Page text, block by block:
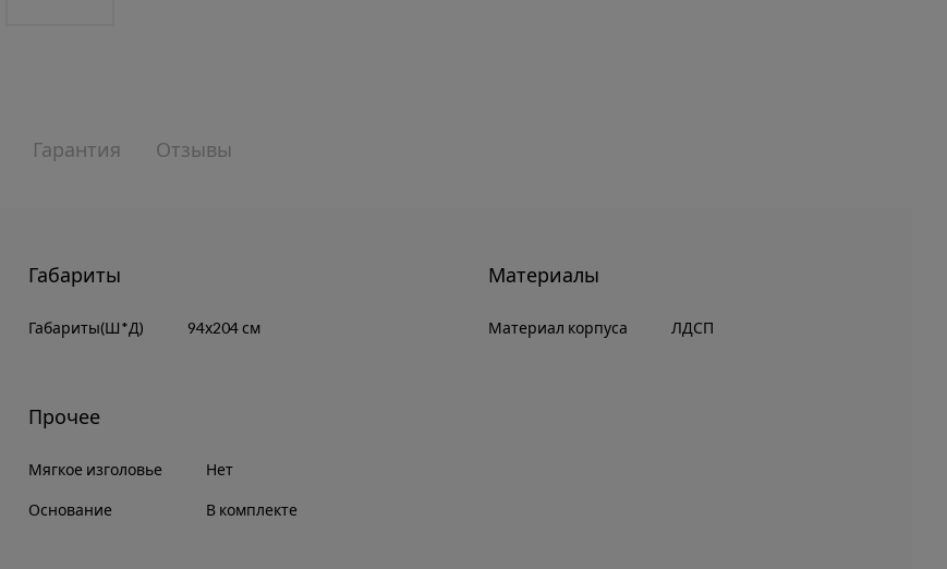
Гарантия Отзывы
Габариты
Габариты(Ш*Д) 94х204 см
Материалы
Материал корпуса ЛДСП
Прочее
Мягкое изголовье Нет
Основание В комплекте